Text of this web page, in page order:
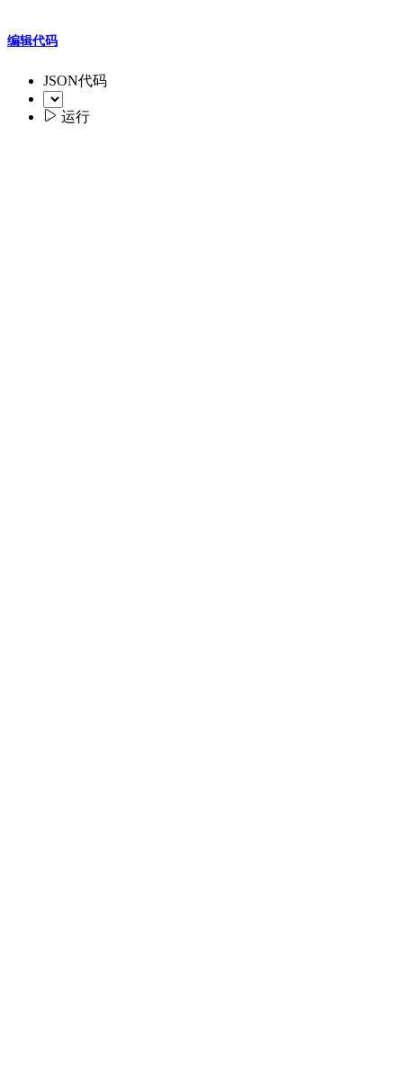
编辑代码
JSON代码
 运行